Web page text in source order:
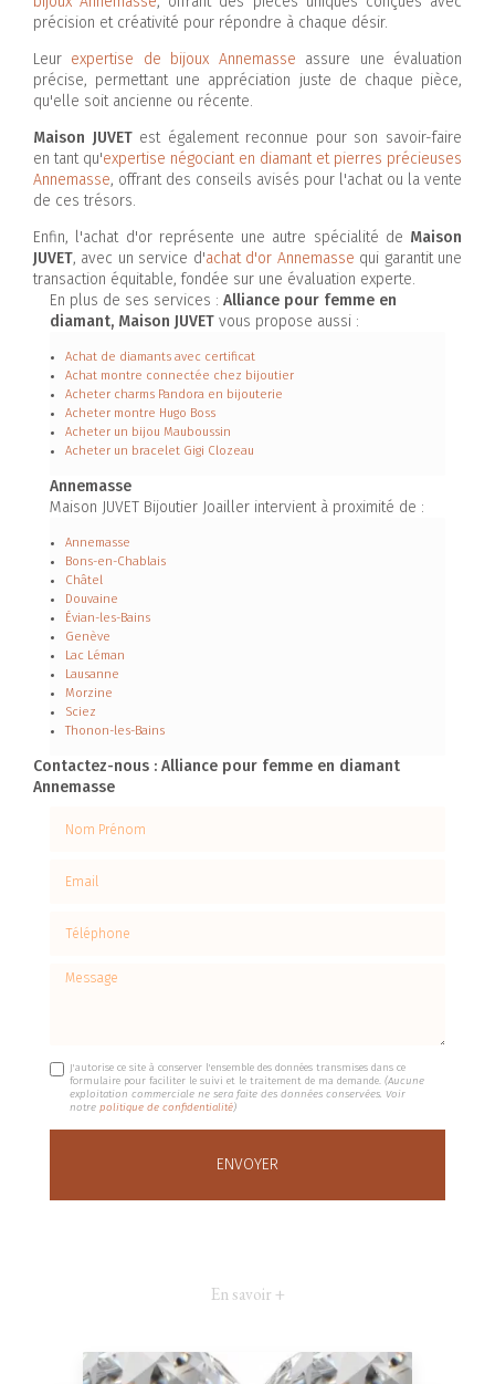
précision et créativité pour répondre à chaque désir.
Leur expertise de bijoux Annemasse assure une évaluation
précise, permettant une appréciation juste de chaque pièce,
qu'elle soit ancienne ou récente.
Maison JUVETest également reconnue pour son savoir-faire
en tant qu'expertise négociant en diamant et pierres précieuses
Annemasse, offrant des conseils avisés pour l'achat ou la vente
de ces trésors.
Enfin, l'achat d'or représente une autre spécialité de Maison
JUVET, avec un service d'achat d'or Annemasse qui garantit une
transaction équitable, fondée sur une évaluation experte.
En plus de ses services : Alliance pour femme en
diamant, Maison JUVET vous propose aussi :
Achat de diamants avec certificat
Achat montre connectée chez bijoutier
Acheter charms Pandora en bijouterie
Acheter montre Hugo Boss
Acheter un bijou Mauboussin
Acheter un bracelet Gigi Clozeau
Annemasse
Maison JUVET Bijoutier Joailler intervient à proximité de :
Annemasse
Bons-en-Chablais
Châtel
Douvaine
Évian-les-Bains
Genève
Lac Léman
Lausanne
Morzine
Sciez
Thonon-les-Bains
Contactez-nous : Alliance pour femme en diamant
Annemasse
Message
J'autorise ce site à conserver l'ensemble des données transmises dans ce
formulaire pour faciliter le suivi et le traitement de ma demande.(Aucune
exploitation commerciale ne sera faite des données conservées. Voir
notrepolitique de confidentialité)
En savoir +